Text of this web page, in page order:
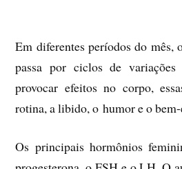
Em diferentes períodos do mês,
passa por ciclos de
provocar efeitos no corpo,
rotina, a libido, ohumor e o bem-
Os principais hormônios